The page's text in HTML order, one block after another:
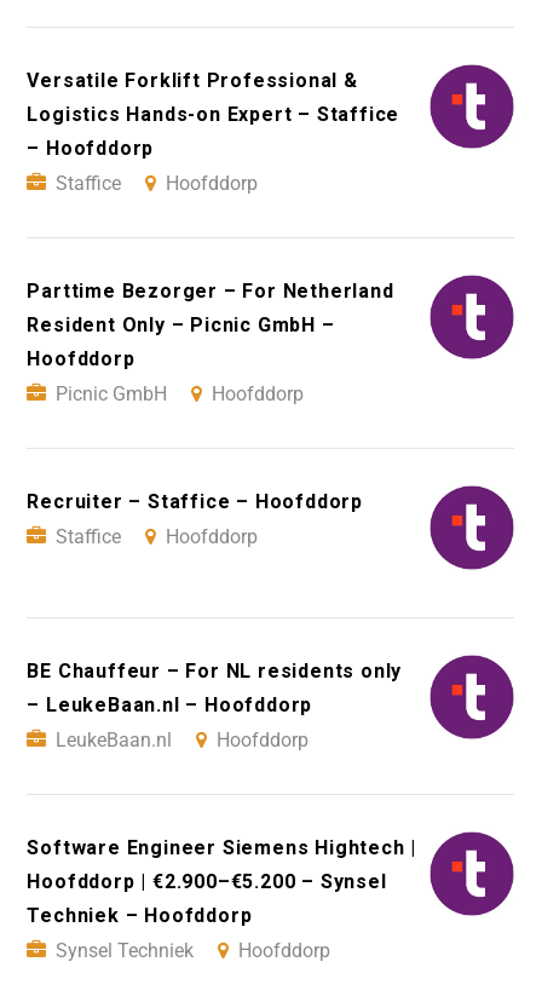
Versatile Forklift Professional &
Logistics Hands-on Expert – Staffice
– Hoofddorp
Staffice
Hoofddorp
Parttime Bezorger – For Netherland
Resident Only – Picnic GmbH –
Hoofddorp
Picnic GmbH
Hoofddorp
Recruiter – Staffice – Hoofddorp
Staffice
Hoofddorp
BE Chauffeur – For NL residents only
– LeukeBaan.nl – Hoofddorp
LeukeBaan.nl
Hoofddorp
Software Engineer Siemens Hightech |
Hoofddorp | €2.900–€5.200 – Synsel
Techniek – Hoofddorp
Synsel Techniek
Hoofddorp